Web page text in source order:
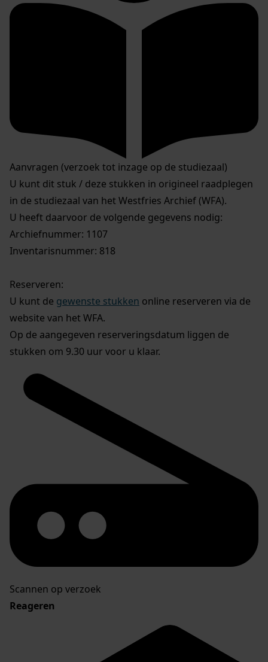
Aanvragen (verzoek tot inzage op de studiezaal)
U kunt dit stuk / deze stukken in origineel raadplegen
in de studiezaal van het Westfries Archief (WFA).
U heeft daarvoor de volgende gegevens nodig:
Archiefnummer: 1107
Inventarisnummer: 818
Reserveren:
U kunt de gewenste stukken online reserveren via de
website van het WFA.
Op de aangegeven reserveringsdatum liggen de
stukken om 9.30 uur voor u klaar.
Scannen op verzoek
Reageren